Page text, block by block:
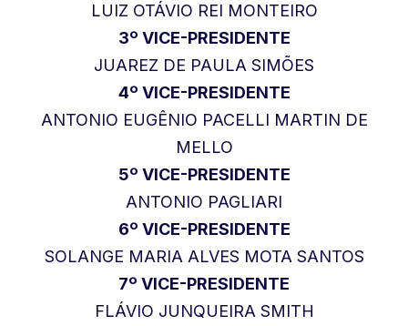
LUIZ OTÁVIO REI MONTEIRO
3º VICE-PRESIDENTE
JUAREZ DE PAULA SIMÕES
4º VICE-PRESIDENTE
ANTONIO EUGÊNIO PACELLI MARTIN DE
MELLO
5º VICE-PRESIDENTE
ANTONIO PAGLIARI
6º VICE-PRESIDENTE
SOLANGE MARIA ALVES MOTA SANTOS
7º VICE-PRESIDENTE
FLÁVIO JUNQUEIRA SMITH